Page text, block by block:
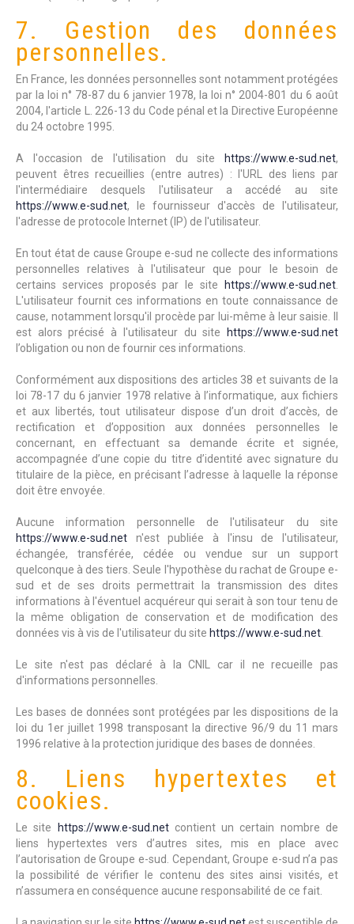
7. Gestion des données
personnelles.
En France, les données personnelles sont notamment protégées
par la loi n° 78-87 du 6 janvier 1978, la loi n° 2004-801 du 6 août
2004, l'article L. 226-13 du Code pénal et la Directive Européenne
du 24 octobre 1995.
A l'occasion de l'utilisation du site https://www.e-sud.net,
peuvent êtres recueillies (entre autres) : l'URL des liens par
l'intermédiaire desquels l'utilisateur a accédé au site
https://www.e-sud.net, le fournisseur d'accès de l'utilisateur,
l'adresse de protocole Internet (IP) de l'utilisateur.
En tout état de cause Groupe e-sud ne collecte des informations
personnelles relatives à l'utilisateur que pour le besoin de
certains services proposés par le site
https://www.e-sud.net.
L'utilisateur fournit ces informations en toute connaissance de
cause, notamment lorsqu'il procède par lui-même à leur saisie. Il
est alors précisé à l'utilisateur du site
https://www.e-sud.net
l’obligation ou non de fournir ces informations.
Conformément aux dispositions des articles 38 et suivants de la
loi 78-17 du 6 janvier 1978 relative à l’informatique, aux fichiers
et aux libertés, tout utilisateur dispose d’un droit d’accès, de
rectification et d’opposition aux données personnelles le
concernant, en effectuant sa demande écrite et signée,
accompagnée d’une copie du titre d’identité avec signature du
titulaire de la pièce, en précisant l’adresse à laquelle la réponse
doit être envoyée.
Aucune information personnelle de l'utilisateur du site
https://www.e-sud.net n'est publiée à l'insu de l'utilisateur,
échangée, transférée, cédée ou vendue sur un support
quelconque à des tiers. Seule l'hypothèse du rachat de Groupe e-
sud et de ses droits permettrait la transmission des dites
informations à l'éventuel acquéreur qui serait à son tour tenu de
la même obligation de conservation et de modification des
données vis à vis de l'utilisateur du site https://www.e-sud.net.
Le site n'est pas déclaré à la CNIL car il ne recueille pas
d'informations personnelles.
Les bases de données sont protégées par les dispositions de la
loi du 1er juillet 1998 transposant la directive 96/9 du 11 mars
1996 relative à la protection juridique des bases de données.
8. Liens hypertextes et
cookies.
Le site https://www.e-sud.netcontient un certain nombre de
liens hypertextes vers d’autres sites, mis en place avec
l’autorisation de Groupe e-sud. Cependant, Groupe e-sud n’a pas
la possibilité de vérifier le contenu des sites ainsi visités, et
n’assumera en conséquence aucune responsabilité de ce fait.